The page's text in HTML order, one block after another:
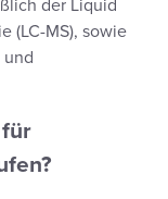
der Liquid
(LC-MS), sowie
und